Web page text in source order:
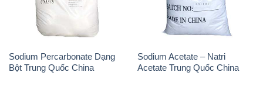
Sodium Percarbonate Dạng
Bột Trung Quốc China
Sodium Acetate – Natri
Acetate Trung Quốc China